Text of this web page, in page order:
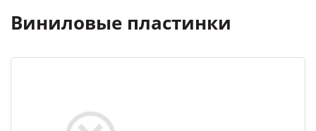
Виниловые пластинки